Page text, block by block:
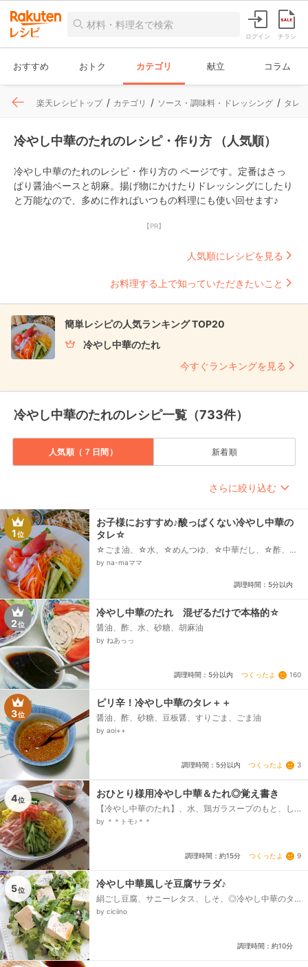
ログイン チラシ
おすすめ おトク カテゴリ 献立 コラム
楽天レシピトップ カテゴリ ソース・調味料・ドレッシング タレ
冷やし中華のたれのレシピ・作り方 （人気順）
冷やし中華のたれのレシピ・作り方の ページです。定番はさっ
ぱり醤油ベースと胡麻。揚げ物にかけたりドレッシングにしたり
と万能なので、多めに作ればいつもの料理にも使い回せます♪
【PR】
人気順にレシピを見る
お料理する上で知っていただきたいこと
簡単レシピの人気ランキング TOP20
冷やし中華のたれ
今すぐランキングを見る
冷やし中華のたれのレシピ一覧（733件）
人気順（７日間） 新着順
さらに絞り込む
1位
お子様におすすめ♪酸っぱくない冷やし中華の
タレ☆
☆ごま油、☆水、☆めんつゆ、☆中華だし、☆酢、☆
はちみつまたは砂糖
by na-maママ
調理時間：5分以内
2位
冷やし中華のたれ 混ぜるだけで本格的☆
醤油、酢、水、砂糖、胡麻油
by ねあっっ
調理時間：5分以内 つくったよ 160
3位
ピリ辛！冷やし中華のタレ＋＋
醤油、酢、砂糖、豆板醤、すりごま、ごま油
by aoi++
調理時間：5分以内 つくったよ 3
4位
おひとり様用冷やし中華＆たれ◎覚え書き
【冷やし中華のたれ】、水、鶏ガラスープのもと、し
ょうゆ、酢、砂糖、ごま油、練り辛子、白ごま、【冷
by ＊＊トモ♪＊＊
調理時間：約15分 つくったよ 9
5位
冷やし中華風しそ豆腐サラダ♪
絹ごし豆腐、サニーレタス、しそ、◎冷やし中華のタ
レ、◎辛子、粗挽き胡椒
by ciciino
調理時間：約10分